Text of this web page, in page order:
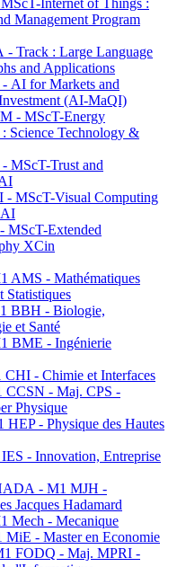
Internet of Things :
Management Program
Track : Large Language
and Applications
AI for Markets and
(AI-MaQI)
- MScT-Energy
Science Technology &
MScT-Trust and
MScT-Visual Computing
AI
MScT-Extended
XCin
AMS - Mathématiques
Statistiques
BBH - Biologie,
et Santé
BME - Ingénierie
- Chimie et Interfaces
CCSN - Maj. CPS -
Physique
- Physique des Hautes
- Innovation, Entreprise
- M1 MJH -
Jacques Hadamard
Mech - Mecanique
- Master en Economie
FODQ - Maj. MPRI -